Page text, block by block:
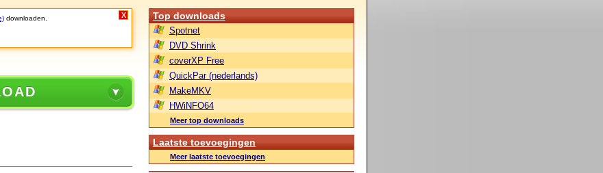
downloaden. X Top downloads
Spotnet
DVD Shrink
coverXP Free
QuickPar (nederlands)
MakeMKV
HWiNFO64
Meer top downloads
Laatste toevoegingen
Meer laatste toevoegingen